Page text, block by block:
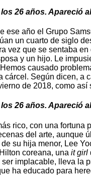
26 años. Apareció
año el Grupo
un cuarto de siglo
que se sentaba
y un hijo. Le
causado
Según dicen,
de 2018, como
26 años. Apareció
rico, con una
del arte,
su hija menor, Lee
coreana, una it girl
implacable, lleva
ha educado para